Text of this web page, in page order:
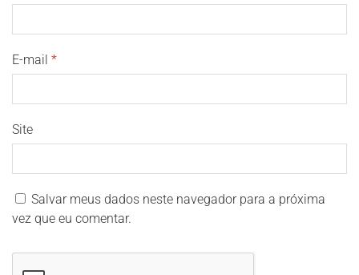
E-mail *
Site
Salvar meus dados neste navegador para a próxima
vez que eu comentar.